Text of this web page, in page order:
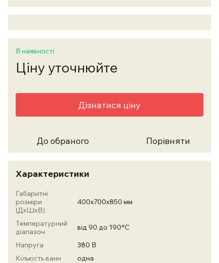
В наявності
Ціну уточнюйте
Дізнатися ціну
До обраного Порівняти
Характеристики
Габаритні
розміри
(ДхШхВ)
400х700х850 мм
Температурний
діапазон
від 90 до 190°С
Напруга
380 В
Кількість ванн
одна